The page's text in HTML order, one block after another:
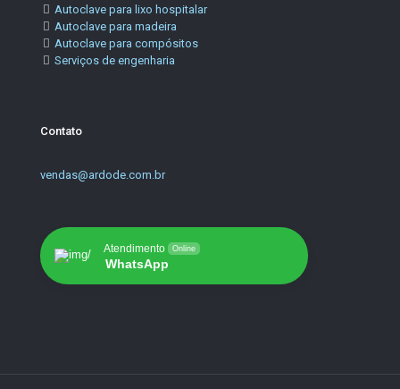
Autoclave para lixo hospitalar
Autoclave para madeira
Autoclave para compósitos
Serviços de engenharia
Contato
vendas@ardode.com.br
Atendimento Online
WhatsApp